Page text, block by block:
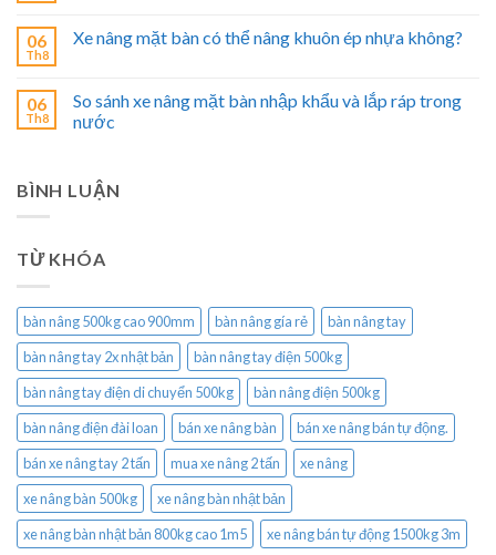
06
Th8
Xe nâng mặt bàn có thể nâng khuôn ép nhựa không?
06
Th8
So sánh xe nâng mặt bàn nhập khẩu và lắp ráp trong
nước
BÌNH LUẬN
TỪ KHÓA
bàn nâng 500kg cao 900mm bàn nâng gía rẻ
bàn nâng tay
bàn nâng tay 2x nhật bản
bàn nâng tay điện 500kg
bàn nâng tay điện di chuyển 500kg
bàn nâng điện 500kg
bàn nâng điện đài loan
bán xe nâng bàn
bán xe nâng bán tự động.
bán xe nâng tay 2 tấn
mua xe nâng 2 tấn
xe nâng
xe nâng bàn 500kg
xe nâng bàn nhật bản
xe nâng bàn nhật bản 800kg cao 1m5
xe nâng bán tự động 1500kg 3m